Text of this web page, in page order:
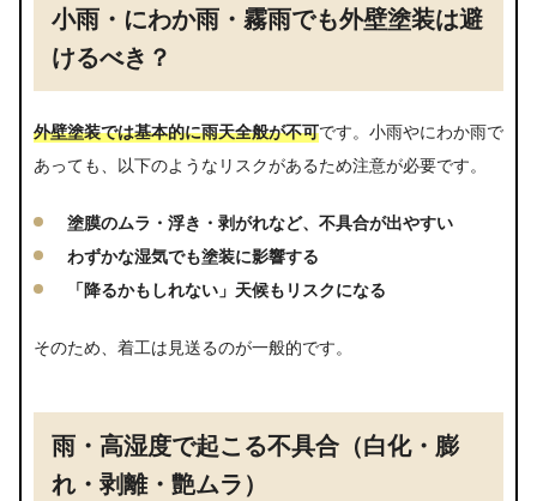
小雨・にわか雨・霧雨でも外壁塗装は避
けるべき？
外壁塗装では基本的に雨天全般が不可です。小雨やにわか雨で
あっても、以下のようなリスクがあるため注意が必要です。
塗膜のムラ・浮き・剥がれなど、不具合が出やすい
わずかな湿気でも塗装に影響する
「降るかもしれない」天候もリスクになる
そのため、着工は見送るのが一般的です。
雨・高湿度で起こる不具合（白化・膨
れ・剥離・艶ムラ）